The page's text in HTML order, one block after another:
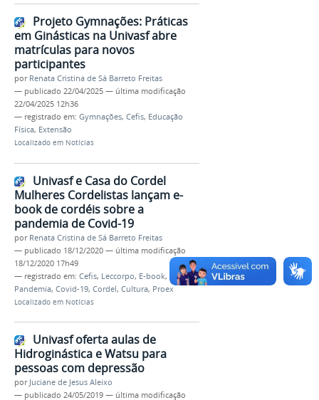
Projeto Gymnações: Práticas
em Ginásticas na Univasf abre
matrículas para novos
participantes
por Renata Cristina de Sá Barreto Freitas
— publicado 22/04/2025 — última modificação
22/04/2025 12h36
— registrado em: Gymnações, Cefis, Educação
Física, Extensão
Localizado em Notícias
Univasf e Casa do Cordel
Mulheres Cordelistas lançam e-
book de cordéis sobre a
pandemia de Covid-19
por Renata Cristina de Sá Barreto Freitas
— publicado 18/12/2020 — última modificação
18/12/2020 17h49
— registrado em: Cefis, Leccorpo, E-book,
Pandemia, Covid-19, Cordel, Cultura, Proex
Localizado em Notícias
Univasf oferta aulas de
Hidroginástica e Watsu para
pessoas com depressão
por Juciane de Jesus Aleixo
— publicado 24/05/2019 — última modificação